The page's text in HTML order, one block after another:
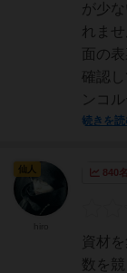
が少
れま
面の
確認
ンコ
続きを読
840名
資材
数を
仙人